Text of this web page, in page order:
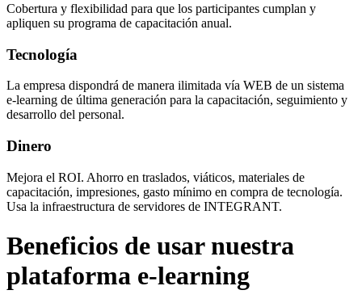
Cobertura y flexibilidad para que los participantes cumplan y
apliquen su programa de capacitación anual.
Tecnología
La empresa dispondrá de manera ilimitada vía WEB de un sistema
e-learning de última generación para la capacitación, seguimiento y
desarrollo del personal.
Dinero
Mejora el ROI. Ahorro en traslados, viáticos, materiales de
capacitación, impresiones, gasto mínimo en compra de tecnología.
Usa la infraestructura de servidores de INTEGRANT.
Beneficios de usar nuestra
plataforma e-learning